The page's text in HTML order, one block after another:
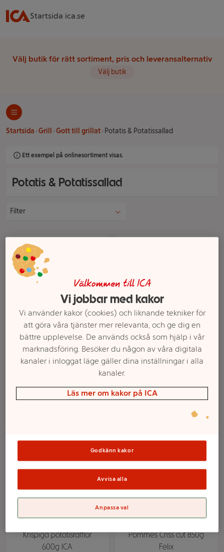
Startsida ica.se
Välj butik för rätt sortiment, pris och leveransalternativ
Välj butik
Startsida Grill Gott till grillat Potatis & Potatissallad
Ett exempel på onlinesortiment visas.
Potatis & Potatissallad
Filter
Strips Sötpotatis
Morötter och
Palsternacka 500g ICA
Välj butik
Månadens potatis
900g Klass 1 ICA
Välj butik
Krispiga potatisräfflor
600g ICA
Pommes Criss cut 850g
Felix
Välkommen till ICA
Vi jobbar med kakor
Vi använder kakor (cookies) och liknande tekniker för
att göra våra tjänster mer relevanta, och ge dig en
bättre upplevelse. De används också som hjälp i vår
marknadsföring. Besöker du någon av våra digitala
kanaler i inloggat läge gäller dina inställningar i alla
kanaler.
Läs mer om kakor på ICA
Godkänn kakor
Avvisa alla
Anpassa val